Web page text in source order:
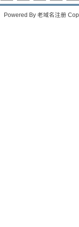
Powered By 老域名注册